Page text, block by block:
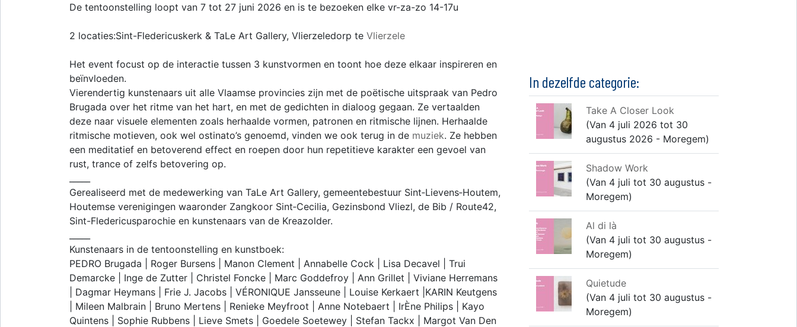
De tentoonstelling loopt van 7 tot 27 juni 2026 en is te bezoeken elke vr-za-zo 14-17u
2 locaties:Sint-Fledericuskerk & TaLe Art Gallery, Vlierzeledorp te Vlierzele
Het event focust op de interactie tussen 3 kunstvormen en toont hoe deze elkaar inspireren en
beïnvloeden.
Vierendertig kunstenaars uit alle Vlaamse provincies zijn met de poëtische uitspraak van Pedro
Brugada over het ritme van het hart, en met de gedichten in dialoog gegaan. Ze vertaalden
deze naar visuele elementen zoals herhaalde vormen, patronen en ritmische lijnen. Herhaalde
ritmische motieven, ook wel ostinato’s genoemd, vinden we ook terug in de muziek. Ze hebben
een meditatief en betoverend effect en roepen door hun repetitieve karakter een gevoel van
rust, trance of zelfs betovering op.
Gerealiseerd met de medewerking van TaLe Art Gallery, gemeentebestuur Sint‑Lievens‑Houtem,
Houtemse verenigingen waaronder Zangkoor Sint‑Cecilia, Gezinsbond Vliezl, de Bib / Route42,
Sint-Fledericusparochie en kunstenaars van de Kreazolder.
Kunstenaars in de tentoonstelling en kunstboek:
PEDRO Brugada | Roger Bursens | Manon Clement | Annabelle Cock | Lisa Decavel | Trui
Demarcke | Inge de Zutter | Christel Foncke | Marc Goddefroy | Ann Grillet | Viviane Herremans
| Dagmar Heymans | Frie J. Jacobs | VÉRONIQUE Jansseune | Louise Kerkaert |KARIN Keutgens
| Mileen Malbrain | Bruno Mertens | Renieke Meyfroot | Anne Notebaert | IrÈne Philips | Kayo
Quintens | Sophie Rubbens | Lieve Smets | Goedele Soetewey | Stefan Tackx | Margot Van Den
In dezelfde categorie:
Take A Closer Look
(Van 4 juli 2026 tot 30
augustus 2026 - Moregem)
Shadow Work
(Van 4 juli tot 30 augustus -
Moregem)
Al di là
(Van 4 juli tot 30 augustus -
Moregem)
Quietude
(Van 4 juli tot 30 augustus -
Moregem)